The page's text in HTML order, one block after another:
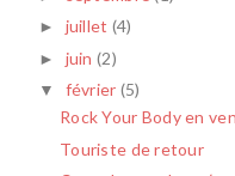
► juillet (4)
► juin (2)
▼ février (5)
Rock Your Body en
Touriste de retour